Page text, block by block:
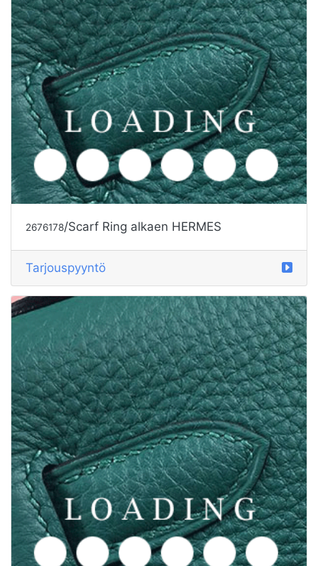
2676178/Scarf Ring alkaen HERMES
Tarjouspyyntö